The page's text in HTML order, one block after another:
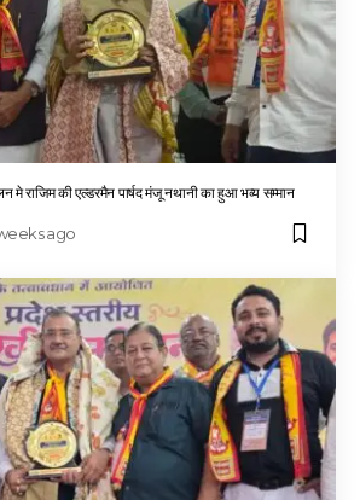
मे राजिम की एल्डरमैन पार्षद मंजू नथानी का हुआ भव्य सम्मान
ago